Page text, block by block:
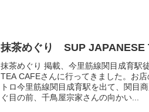
抹茶めぐり SUP JAPANESE
抹茶めぐり 掲載、今里筋線関目成育駅
TEA CAFEさんに行ってきました。お
トロ今里筋線関目成育駅を出て、関目
ぐ目の前、千鳥屋宗家さんの向かい...